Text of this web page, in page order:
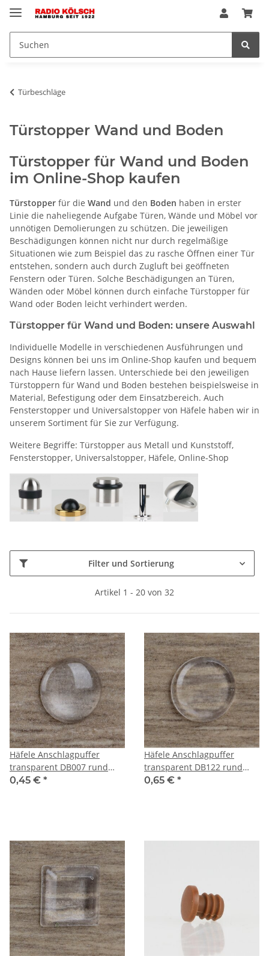
Türbeschläge
Türstopper Wand und Boden
Türstopper für Wand und Boden
im Online-Shop kaufen
Türstopper für die Wand und den Boden haben in erster
Linie die naheliegende Aufgabe Türen, Wände und Möbel vor
unnötigen Demolierungen zu schützen. Die jeweiligen
Beschädigungen können nicht nur durch regelmäßige
Situationen wie zum Beispiel das zu rasche Öffnen einer Tür
entstehen, sondern auch durch Zugluft bei geöffneten
Fenstern oder Türen. Solche Beschädigungen an Türen,
Wänden oder Möbel können durch einfache Türstopper für
Wand oder Boden leicht verhindert werden.
Türstopper für Wand und Boden: unsere Auswahl
Individuelle Modelle in verschiedenen Ausführungen und
Designs können bei uns im Online-Shop kaufen und bequem
nach Hause liefern lassen. Unterschiede bei den jeweiligen
Türstoppern für Wand und Boden bestehen beispielsweise in
Material, Befestigung oder dem Einsatzbereich. Auch
Fensterstopper und Universalstopper von Häfele haben wir in
unserem Sortiment für Sie zur Verfügung.
Weitere Begriffe: Türstopper aus Metall und Kunststoff,
Fensterstopper, Universalstopper, Häfele, Online-Shop
Filter und Sortierung
Artikel 1 - 20 von 32
Häfele Anschlagpuffer
transparent DB007 rund
8x1,6mm zum Kleben
0,45 € *
Häfele Anschlagpuffer
transparent DB122 rund
12,7x1,8mm zum Kleben
0,65 € *